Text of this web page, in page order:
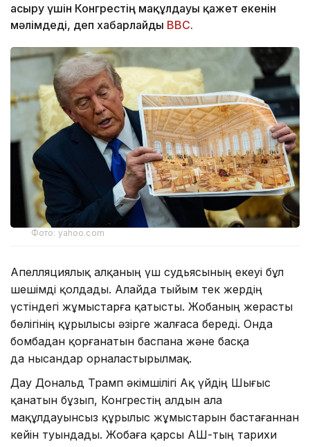
асыру үшін Конгрестің мақұлдауы қажет екенін
мәлімдеді, деп хабарлайды BBC.
Фото: yahoo.com
Апелляциялық алқаның үш судьясының екеуі бұл
шешімді қолдады. Алайда тыйым тек жердің
үстіндегі жұмыстарға қатысты. Жобаның жерасты
бөлігінің құрылысы әзірге жалғаса береді. Онда
бомбадан қорғанатын баспана және басқа
да нысандар орналастырылмақ.
Дау Дональд Трамп әкімшілігі Ақ үйдің Шығыс
қанатын бұзып, Конгрестің алдын ала
мақұлдауынсыз құрылыс жұмыстарын бастағаннан
кейін туындады. Жобаға қарсы АҚШ-тың тарихи